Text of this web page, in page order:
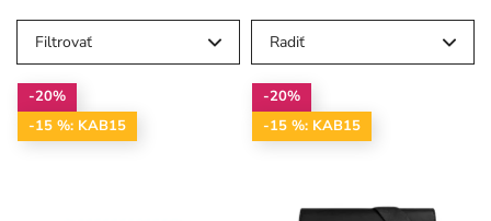
Filtrovať Radiť
-20%
-15 %: KAB15
-20%
-15 %: KAB15